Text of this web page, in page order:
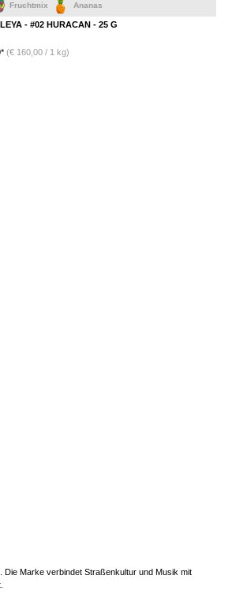
Ananas
CATALEYA - #02 HURACAN - 25 G
(€ 160,00 / 1 kg)
Marke verbindet Straßenkultur und Musik mit